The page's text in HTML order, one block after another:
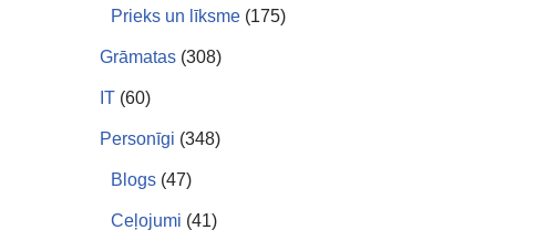
Prieks un līksme (175)
Grāmatas (308)
IT (60)
Personīgi (348)
Blogs (47)
Ceļojumi (41)